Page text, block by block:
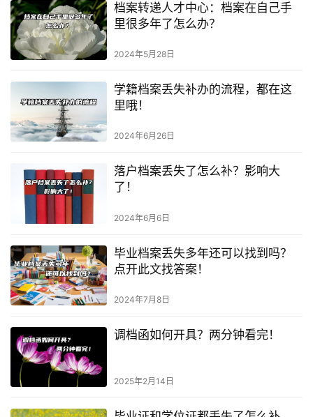
档案转递人才中心：档案在自己手
里很多年了怎么办？
2024年5月28日
学籍档案丢失补办的流程，都在这
里哦！
2024年6月26日
落户档案丢失了怎么补？影响大
了！
2024年6月6日
毕业档案丢失多年还可以找到吗？
点开此文找答案！
2024年7月8日
调档函如何开具？两分钟看完！
2025年2月14日